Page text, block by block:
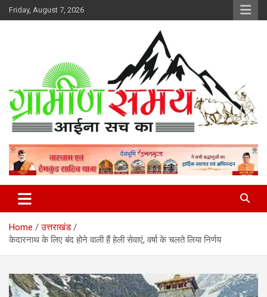
Skip
to
Friday, August 7, 2026
Gramin Samay
Home
उत्तराखंड
केदारनाथ के लिए बंद होने वाली हैं हेली सेवाएं, वर्षा के चलते लिया निर्णय